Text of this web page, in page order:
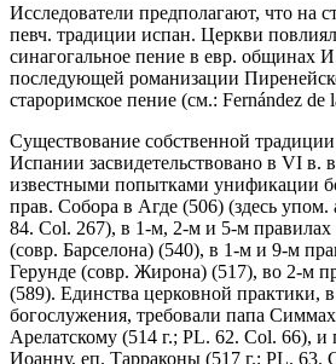
Исследователи предполагают, что на
певч. традиции испан. Церкви
синагогальное пение в евр. общинах
последующей романизации
староримское пение (см.: Fernández de
Существование собственной
Испании засвидетельствовано в VI в.
известными попытками унификации
прав. Собора в Агде (506) (здесь
84. Col. 267), в 1-м, 2-м и 5-м
(совр. Барселона) (540), в 1-м и 9-м
Герунде (совр. Жирона) (517), во 2-м
(589). Единства церковной практики, в
богослужения, требовали папа
Арелатскому (514 г.; PL. 62. Col. 66),
Иоанну, еп. Тарраконы (517 г.; PL. 63.